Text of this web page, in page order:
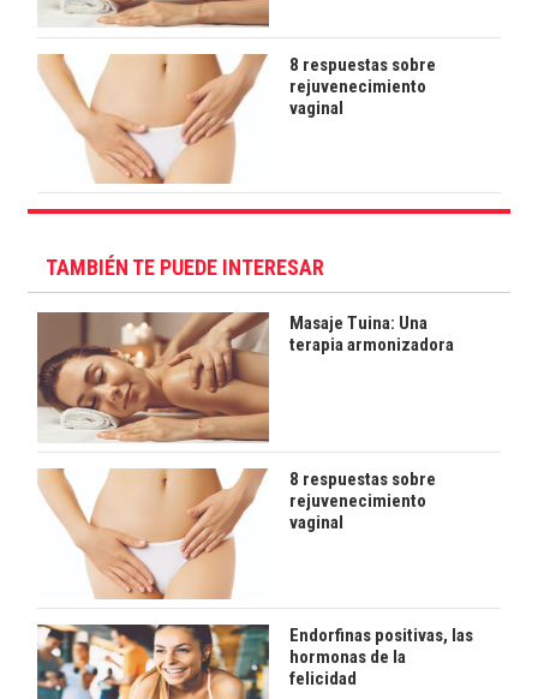
8 respuestas sobre
rejuvenecimiento
vaginal
TAMBIÉN TE PUEDE INTERESAR
Masaje Tuina: Una
terapia armonizadora
8 respuestas sobre
rejuvenecimiento
vaginal
Endorfinas positivas, las
hormonas de la
felicidad